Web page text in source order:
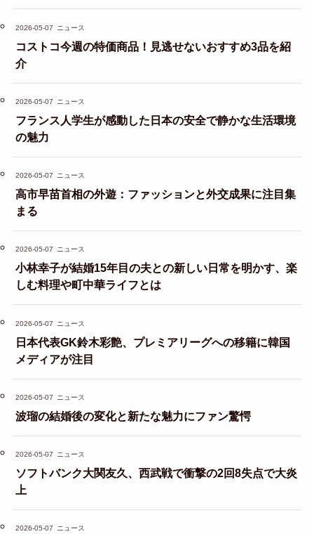
2026-05-07 ニュース
コストコ今週の特価商品！見逃せないおすすめ3品を紹
介
2026-05-07 ニュース
フランス人学生が感動した日本の安全で静かな生活環境
の魅力
2026-05-07 ニュース
高市早苗首相の外遊：ファッションと外交成果に注目集
まる
2026-05-07 ニュース
小林幸子が結婚15年目の夫との新しい日常を明かす、楽
しむ料理や町中華ライフとは
2026-05-07 ニュース
日本代表GK鈴木彩艶、プレミアリーグへの移籍に韓国
メディアが注目
2026-05-07 ニュース
波瑠の結婚後の変化と新たな魅力にファン驚愕
2026-05-07 ニュース
ソフトバンク大関友久、西武戦で衝撃の2回8失点で大炎
上
2026-05-07 ニュース